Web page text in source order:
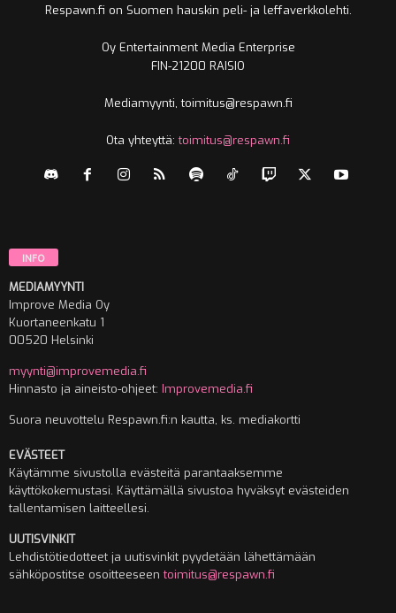
Respawn.fi on Suomen hauskin peli- ja leffaverkkolehti.
Oy Entertainment Media Enterprise
FIN-21200 RAISIO
Mediamyynti, toimitus@respawn.fi
Ota yhteyttä:toimitus@respawn.fi
INFO
MEDIAMYYNTI
Improve Media Oy
Kuortaneenkatu 1
00520 Helsinki
myynti@improvemedia.fi
Hinnasto ja aineisto-ohjeet: Improvemedia.fi
Suora neuvottelu Respawn.fi:n kautta, ks. mediakortti
EVÄSTEET
Käytämme sivustolla evästeitä parantaaksemme
käyttökokemustasi. Käyttämällä sivustoa hyväksyt evästeiden
tallentamisen laitteellesi.
UUTISVINKIT
Lehdistötiedotteet ja uutisvinkit pyydetään lähettämään
sähköpostitse osoitteeseentoimitus@respawn.fi